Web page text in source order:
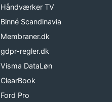
Håndværker TV
Binné Scandinavia
Membraner.dk
gdpr-regler.dk
Visma DataLøn
ClearBook
Ford Pro